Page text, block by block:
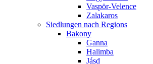
Vaspör-Velence
Zalakaros
Siedlungen nach Regions
Bakony
Ganna
Halimba
Jásd